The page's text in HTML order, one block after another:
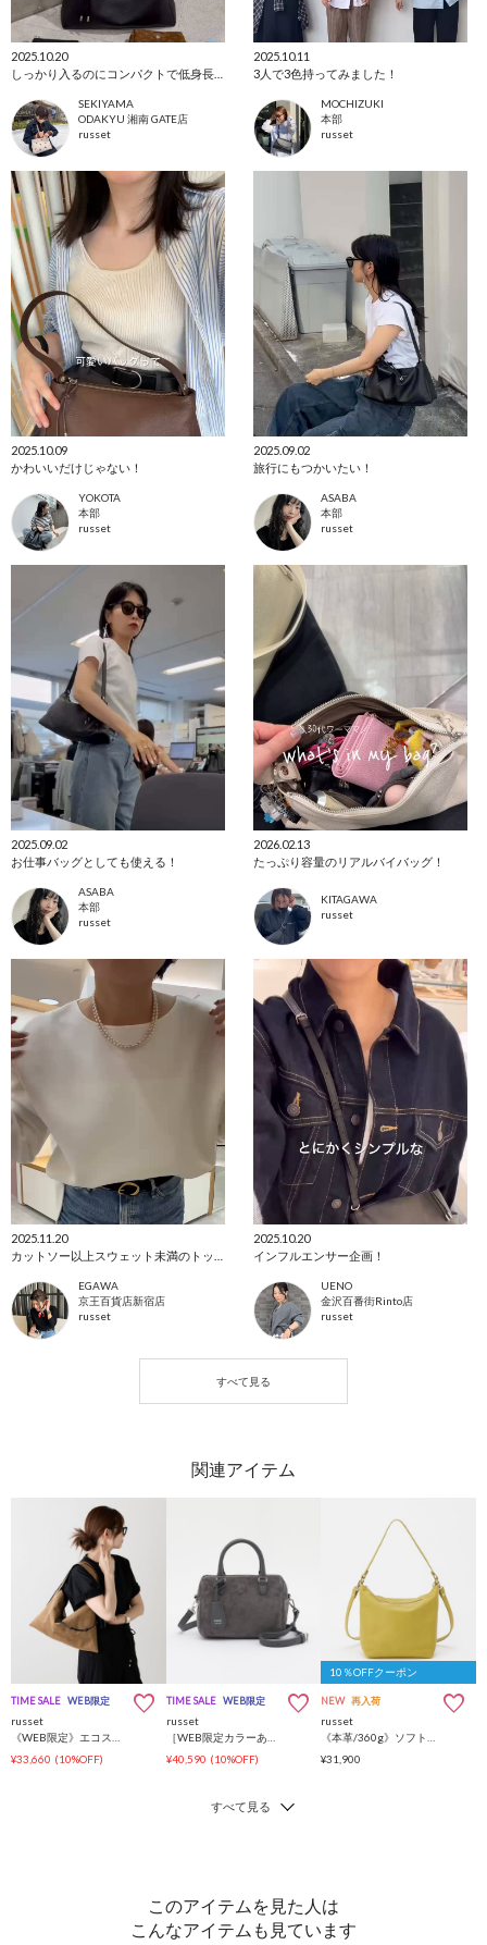
2025.10.20
SEKIYAMA
ODAKYU 湘南 GATE店
russet
2025.10.11
3人で3色持ってみました！
MOCHIZUKI
本部
russet
2025.10.09
かわいいだけじゃない！
YOKOTA
本部
russet
2025.09.02
旅行にもつかいたい！
ASABA
本部
russet
2025.09.02
お仕事バッグとしても使える！
ASABA
本部
russet
2026.02.13
たっぷり容量のリアルバイバッグ！
KITAGAWA
russet
2025.11.20
EGAWA
京王百貨店新宿店
russet
2025.10.20
インフルエンサー企画！
UENO
金沢百番街Rinto店
russet
TIME SALE WEB限定
russet
¥33,660 (10%OFF)
TIME SALE WEB限定
russet
¥40,590 (10%OFF)
10％OFFクーポン
NEW 再入荷
russet
¥31,900
このアイテムを見た人は
こんなアイテムも見ています